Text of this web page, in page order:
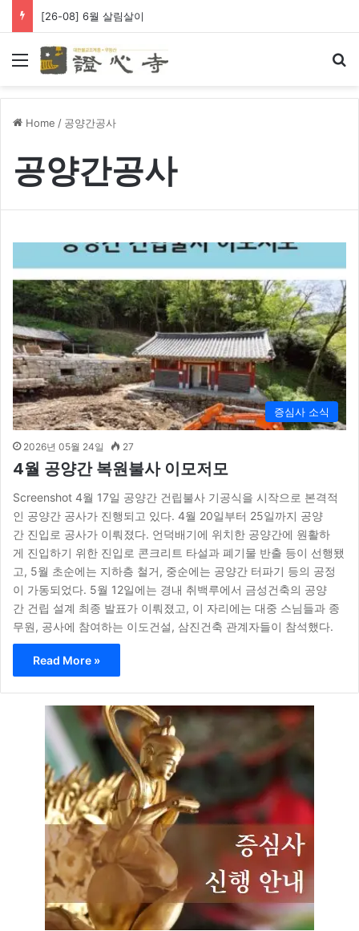
[26-08] 6월 살림살이
Menu
Home / 공양간공사
공양간공사
증심사 소식
2026년 05월 24일 27
4월 공양간 복원불사 이모저모
Screenshot 4월 17일 공양간 건립불사 기공식을 시작으로 본격적
인 공양간 공사가 진행되고 있다. 4월 20일부터 25일까지 공양
간 진입로 공사가 이뤄졌다. 언덕배기에 위치한 공양간에 원활하
게 진입하기 위한 진입로 콘크리트 타설과 폐기물 반출 등이 선행됐
고, 5월 초순에는 지하층 철거, 중순에는 공양간 터파기 등의 공정
이 가동되었다. 5월 12일에는 경내 취백루에서 금성건축의 공양
간 건립 설계 최종 발표가 이뤄졌고, 이 자리에는 대중 스님들과 종
무원, 공사에 참여하는 이도건설, 삼진건축 관계자들이 참석했다.
Read More »